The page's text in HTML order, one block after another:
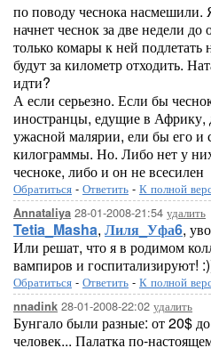
по поводу чеснока
начнет чеснок за две недели до
только комары к ней
будут за километр отходить.
идти?
А если серьезно. Если бы
иностранцы, едущие в Африку,
ужасной малярии, ели бы его и
килограммы. Но. Либо нет у
чесноке, либо и он не всесилен
Обратиться - Ответить - К полной
Annataliya 28-01-2008-21:54 удалить
Tetia_Masha, Лиля_Уфа6,
Или решат, что я в родимом
вампиров и госпитализируют!
Обратиться - Ответить - К полной
nnadink 28-01-2008-22:02 удалить
Бунгало были разные: от 20$
человек... Палатка по-